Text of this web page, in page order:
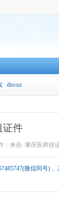
discuz
证件
来自: 肇庆医师挂
微信同号)